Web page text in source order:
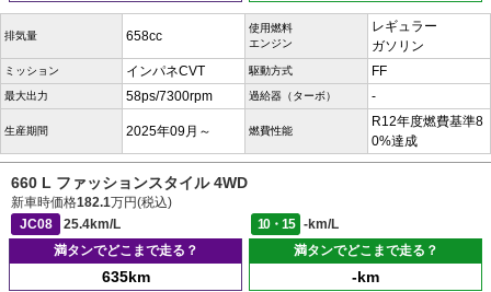
排気量 658cc
使用燃料
エンジン
レギュラー
ガソリン
ミッション インパネCVT 駆動方式 FF
最大出力 58ps/7300rpm 過給器（ターボ） -
生産期間 2025年09月～ 燃費性能
R12年度燃費基準8
0%達成
660 L ファッションスタイル 4WD
新車時価格182.1万円(税込)
JC08
25.4km/L 10・15
-km/L
満タンでどこまで走る？
635km
満タンでどこまで走る？
-km